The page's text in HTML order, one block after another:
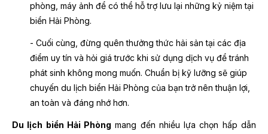
phòng, máy ảnh để có thể hỗ trợ lưu lại những kỷ niệm tại
biển Hải Phòng.
- Cuối cùng, đừng quên thưởng thức hải sản tại các địa
điểm uy tín và hỏi giá trước khi sử dụng dịch vụ để tránh
phát sinh không mong muốn. Chuẩn bị kỹ lưỡng sẽ giúp
chuyến du lịch biển Hải Phòng của bạn trở nên thuận lợi,
an toàn và đáng nhớ hơn.
Du lịch biển Hải Phòng mang đến nhiều lựa chọn hấp dẫn